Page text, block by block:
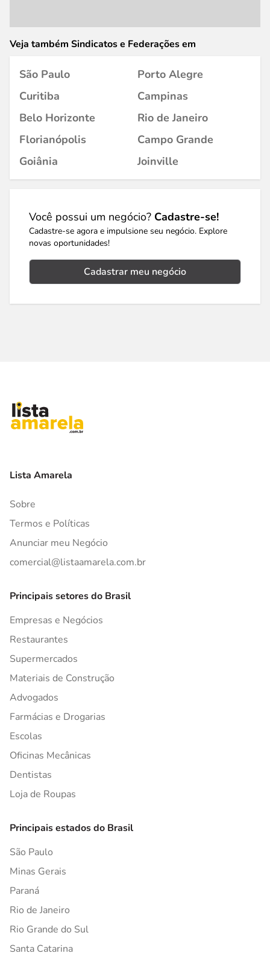
Veja também Sindicatos e Federações em
São Paulo
Porto Alegre
Curitiba
Campinas
Belo Horizonte
Rio de Janeiro
Florianópolis
Campo Grande
Goiânia
Joinville
Você possui um negócio? Cadastre-se!
Cadastre-se agora e impulsione seu negócio. Explore
novas oportunidades!
Cadastrar meu negócio
Lista Amarela
Sobre
Termos e Políticas
Anunciar meu Negócio
comercial@listaamarela.com.br
Principais setores do Brasil
Empresas e Negócios
Restaurantes
Supermercados
Materiais de Construção
Advogados
Farmácias e Drogarias
Escolas
Oficinas Mecânicas
Dentistas
Loja de Roupas
Principais estados do Brasil
São Paulo
Minas Gerais
Paraná
Rio de Janeiro
Rio Grande do Sul
Santa Catarina